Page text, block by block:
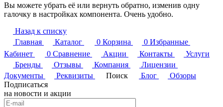
Вы можете убрать её или вернуть обратно, изменив одну
галочку в настройках компонента. Очень удобно.
Назад к списку
Главная
Каталог 0 Корзина 0 Избранные
Кабинет
0 Сравнение Акции Контакты
Услуги
Бренды
Отзывы Компания
Лицензии
Документы
Реквизиты Поиск Блог
Обзоры
Подписаться
на новости и акции